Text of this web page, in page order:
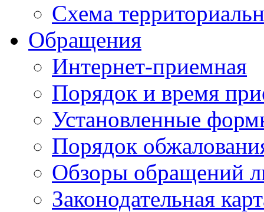
Схема
Обращения
Интернет-приемная
Порядок и время
Установленные
Порядок
Обзоры обращений
Законодательная